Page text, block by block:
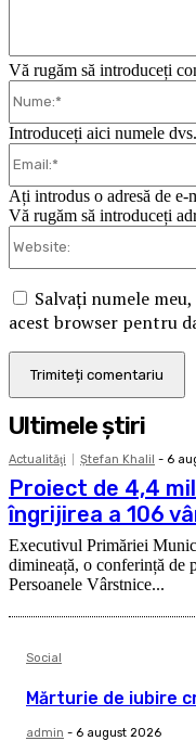
Vă rugăm să introduceți
Introduceți aici numele dvs.
Ați introdus o adresă de e-
Vă rugăm să introduceți
Salvați numele
acest browser pentru
Ultimele ştiri
Actualităţi Ştefan Khalil - 6
Proiect de 4,4
îngrijirea a 106
Executivul Primăriei
dimineață, o conferință de
Persoanele Vârstnice...
Social
Mărturie de iubire
admin - 6 august 2026